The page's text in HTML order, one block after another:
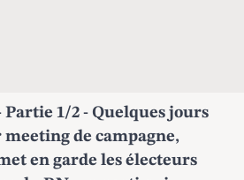
Partie 1/2 - Quelques jours
de campagne,
en garde les électeurs